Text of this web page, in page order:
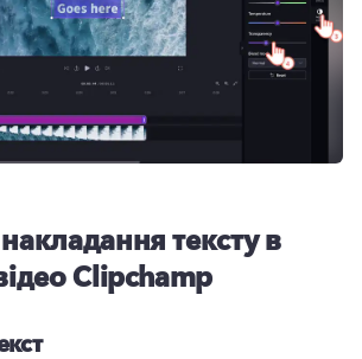
тексту в
Clipchamp